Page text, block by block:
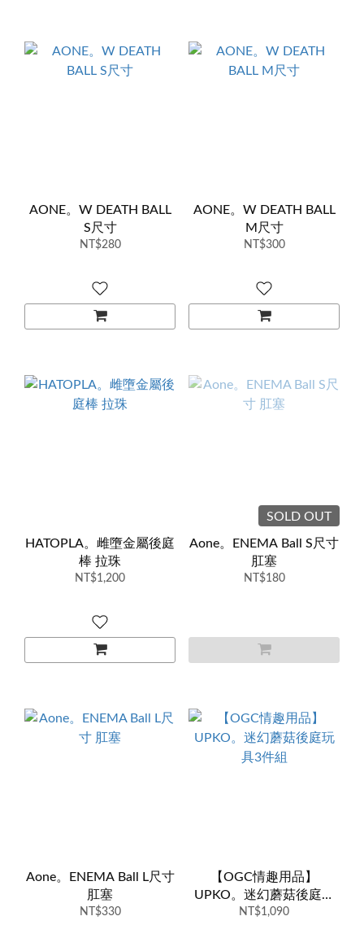
AONE。W DEATH BALL
S尺寸
NT$280
AONE。W DEATH BALL
M尺寸
NT$300
HATOPLA。雌墮金屬後庭
棒 拉珠
NT$1,200
SOLD OUT
Aone。ENEMA Ball S尺寸
肛塞
NT$180
Aone。ENEMA Ball L尺寸
肛塞
NT$330
【OGC情趣用品】
UPKO。迷幻蘑菇後庭玩
具3件組
NT$1,090